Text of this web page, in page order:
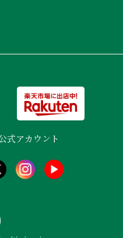
式アカウント